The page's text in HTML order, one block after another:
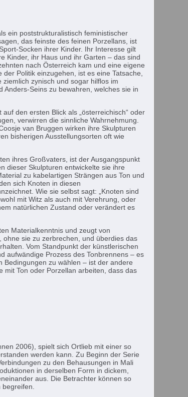
ein poststrukturalistisch feministischer
das feinste des feinen Porzellans, ist
Socken ihrer Kinder. Ihr Interesse gilt
Kinder, ihr Haus und ihr Garten – das sind
nach Österreich kam und eine eigene
Politik ein­zugehen, ist es eine Tatsache,
zynisch und sogar hilflos im
Seins zu bewahren, welches sie in
den ersten Blick als „österreichisch“ oder
verwirren die sinnliche Wahrnehmung.
van Bruggen wirken ihre Skulpturen
bisherigen Ausstellungsorten oft wie
ihres Großvaters, ist der Ausgangspunkt
dieser Skulpturen entwickelte sie ihre
zu kabelartigen Strängen aus Ton und
sich Knoten in diesen
Wie sie selbst sagt: „Knoten sind
mit Witz als auch mit Verehrung, oder
natürlichen Zustand oder verändert es
Materialkenntnis und zeugt von
sie zu zerbrechen, und überdies das
Vom Standpunkt der künstlerischen
aufwändige Prozess des Tonbrennens – es
Bedingungen zu wählen – ist der andere
mit Ton oder Porzellan arbeiten, dass das
2006), spielt sich Ortlieb mit einer so
werden kann. Zu Beginn der Serie
zu den Behausungen in Mali
in derselben Form in dickem,
aus. Die Betrachter können so